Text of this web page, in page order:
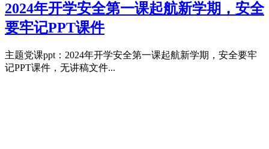
2024年开学安全第一课起航新学期，安全
要牢记PPT课件
主题党课ppt：2024年开学安全第一课起航新学期，安全要牢
记PPT课件，无讲稿文件...